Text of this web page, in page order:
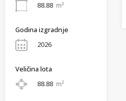
88.88 m²
Godina izgradnje
2026
Veličina lota
88.88 m²